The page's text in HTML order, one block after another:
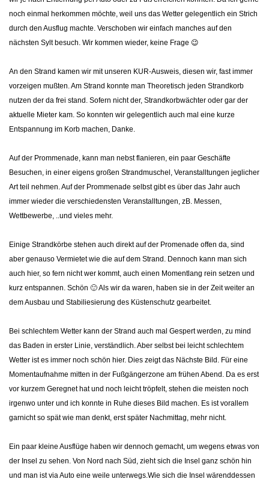
noch einmal herkommen möchte, weil uns das Wetter gelegentlich ein Strich
durch den Ausflug machte. Verschoben wir einfach manches auf den
nächsten Sylt besuch. Wir kommen wieder, keine Frage 😉
An den Strand kamen wir mit unseren KUR-Ausweis, diesen wir, fast immer
vorzeigen mußten. Am Strand konnte man Theoretisch jeden Strandkorb
nutzen der da frei stand. Sofern nicht der, Strandkorbwächter oder gar der
aktuelle Mieter kam. So konnten wir gelegentlich auch mal eine kurze
Entspannung im Korb machen, Danke.
Auf der Prommenade, kann man nebst flanieren, ein paar Geschäfte
Besuchen, in einer eigens großen Strandmuschel, Veranstalltungen jeglicher
Art teil nehmen. Auf der Prommenade selbst gibt es über das Jahr auch
immer wieder die verschiedensten Veranstalltungen, zB. Messen,
Wettbewerbe, ..und vieles mehr.
Einige Strandkörbe stehen auch direkt auf der Promenade offen da, sind
aber genauso Vermietet wie die auf dem Strand. Dennoch kann man sich
auch hier, so fern nicht wer kommt, auch einen Momentlang rein setzen und
kurz entspannen. Schön 🙂Als wir da waren, haben sie in der Zeit weiter an
dem Ausbau und Stabiliesierung des Küstenschutz gearbeitet.
Bei schlechtem Wetter kann der Strand auch mal Gespert werden, zu mind
das Baden in erster Linie, verständlich. Aber selbst bei leichtschlechtem
Wetter ist es immer noch schön hier. Dies zeigt das Nächste Bild. Für eine
Momentaufnahme mitten in der Fußgängerzone am frühen Abend. Da es erst
vor kurzem Geregnet hat und noch leicht tröpfelt, stehen die meisten noch
irgenwo unter und ich konnte in Ruhe dieses Bild machen. Es ist vorallem
garnicht so spät wie man denkt, erst später Nachmittag, mehr nicht.
Ein paar kleine Ausflüge haben wir dennoch gemacht, um wegens etwas von
der Insel zu sehen. Von Nord nach Süd, zieht sich die Insel ganz schön hin
und man ist via Auto eine weile unterwegs.Wie sich die Insel wärenddessen